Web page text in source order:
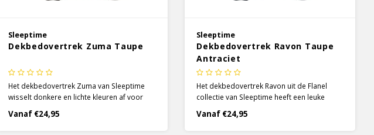
Sleeptime
Dekbedovertrek Zuma Taupe
Het dekbedovertrek Zuma van Sleeptime
wisselt donkere en lichte kleuren af voor
strepen gaan door een scala aan
verschillende tinten heen en vormen samen
Vanaf €24,95
Sleeptime
Dekbedovertrek Ravon Taupe
Antraciet
Het dekbedovertrek Ravon uit de Flanel
collectie van Sleeptime heeft een leuke
tinten van zowel taupe als antraciet geeft
het een huiselijk gevoel en straalt het rust
Vanaf €24,95